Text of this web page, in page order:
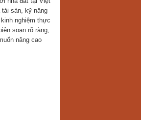
sản, kỹ năng
nghiệm thực
soạn rõ ràng,
nâng cao